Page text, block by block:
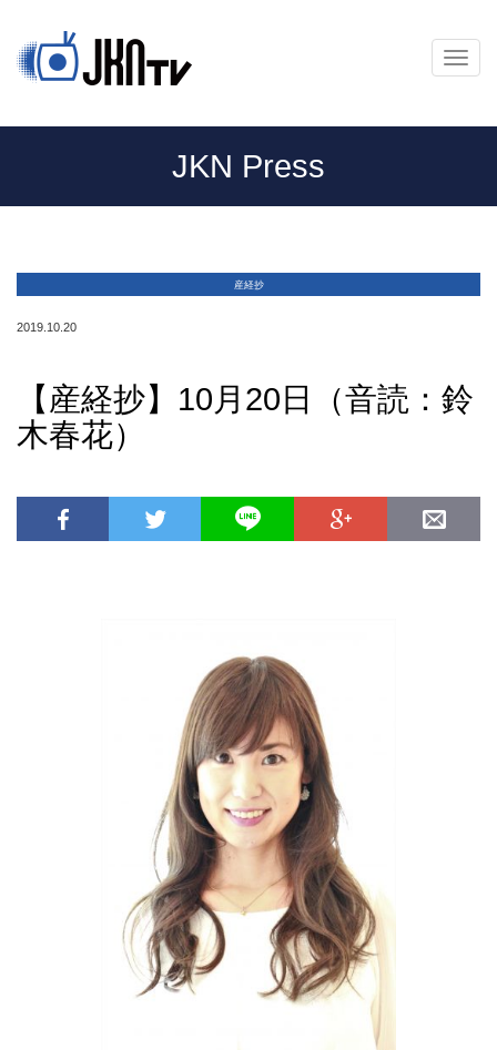
メ
ニ
ー
JKN Press
産経抄
2019.10.20
【産経抄】10月20日（音読：鈴
木春花）